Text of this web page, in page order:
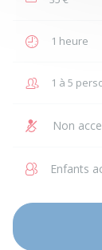
1 heure
1 à 5
Non
Enfants